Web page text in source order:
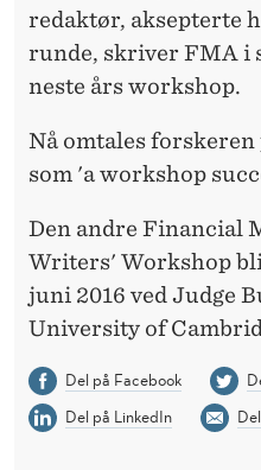
redaktør, aksepterte
runde, skriver FMA i
neste års workshop.
Nå omtales
som 'a workshop
Den andre Financial
Writers' Workshop
juni 2016 ved Judge
University of
Del på Facebook
Del på LinkedIn